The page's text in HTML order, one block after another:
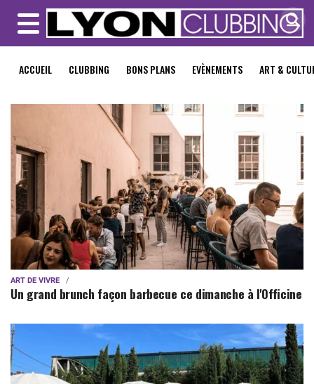
MENU
ACCUEIL CLUBBING BONS PLANS EVÈNEMENTS ART &
ART DE VIVRE
Un grand brunch façon barbecue ce dimanche à l'Officine